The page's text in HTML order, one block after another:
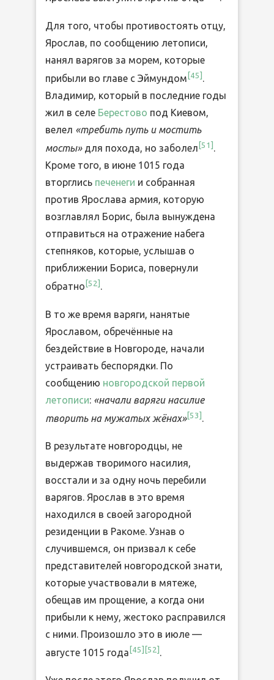
Для того, чтобы противостоять отцу,
Ярослав, по сообщению летописи,
нанял варягов за морем, которые
прибыли во главе с Эймундом [45] .
Владимир, который в последние годы
жил в селе Берестово под Киевом,
велел «требить путь и мостить
мосты»для похода, но заболел 51 .
Кроме того, в июне 1015 года
вторглись печенеги и собранная
против Ярослава армия, которую
возглавлял Борис, была вынуждена
отправиться на отражение набега
степняков, которые, услышав о
приближении Бориса, повернули
обратно 52 .
В то же время варяги, нанятые
Ярославом, обречённые на
бездействие в Новгороде, начали
устраивать беспорядки. По
сообщению новгородской первой
летописи: «начали варяги насилие
творить на мужатых жёнах» [53] .
В результате новгородцы, не
выдержав творимого насилия,
восстали и за одну ночь перебили
варягов. Ярослав в это время
находился в своей загородной
резиденции в Ракоме. Узнав о
случившемся, он призвал к себе
представителей новгородской знати,
которые участвовали в мятеже,
обещав им прощение, а когда они
прибыли к нему, жестоко расправился
с ними. Произошло это в июле —
августе 1015 года 45 52 .